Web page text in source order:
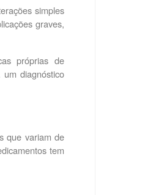
simples
graves,
próprias de
diagnóstico
que variam de
tem